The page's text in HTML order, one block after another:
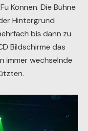
Können. Die Bühne
Hintergrund
bis dann zu
Bildschirme das
immer wechselnde